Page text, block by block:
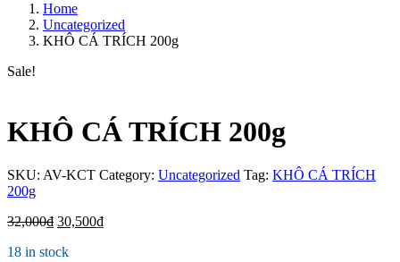
Home
Uncategorized
KHÔ CÁ TRÍCH 200g
Sale!
KHÔ CÁ TRÍCH 200g
SKU: AV-KCT Category: Uncategorized Tag: KHÔ CÁ TRÍCH
200g
32,000₫ 30,500₫
18 in stock